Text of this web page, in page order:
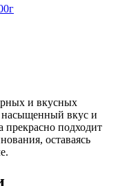
и вкусных
насыщенный вкус и
прекрасно подходит
оставаясь